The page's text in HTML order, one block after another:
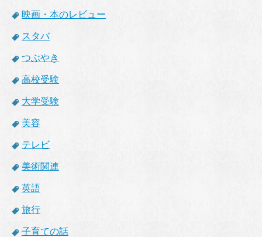
映画・本のレビュー
スタバ
つぶやき
高校受験
大学受験
美容
テレビ
美術関連
英語
旅行
子育ての話